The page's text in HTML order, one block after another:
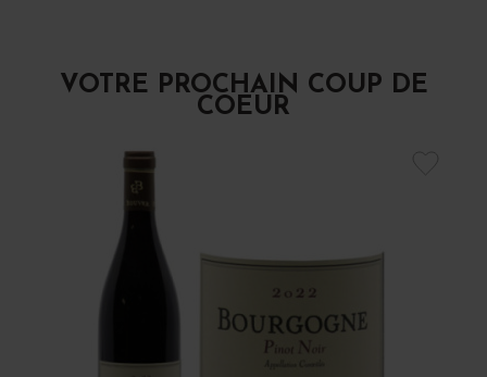
VOTRE PROCHAIN COUP DE
COEUR